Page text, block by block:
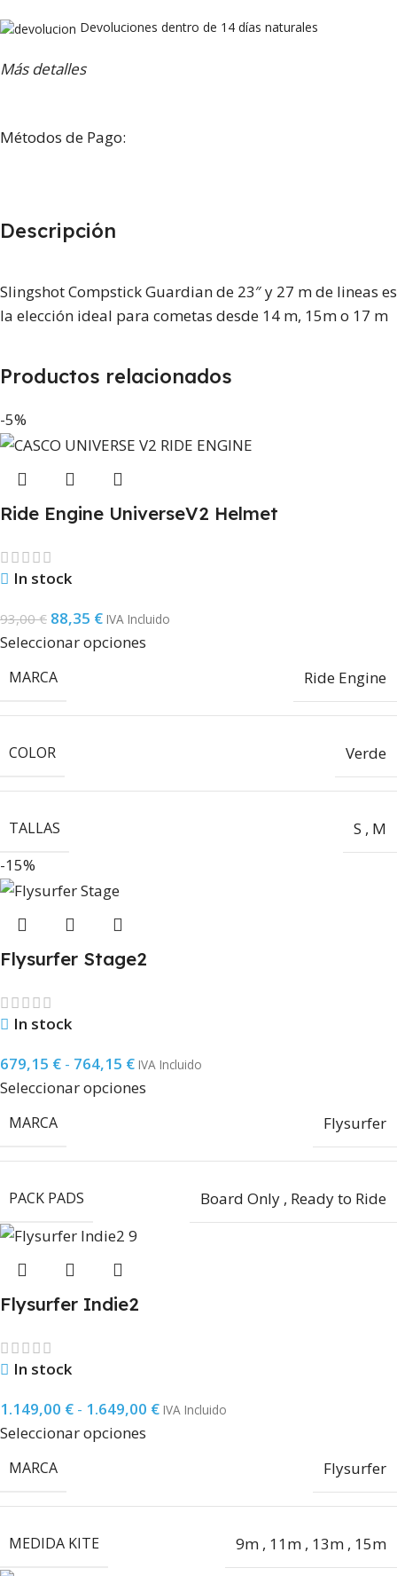
Devoluciones dentro de 14 días naturales
Más detalles
Métodos de Pago:
Descripción
Slingshot Compstick Guardian de 23″ y 27 m de lineas es
la elección ideal para cometas desde 14 m, 15m o 17 m
Productos relacionados
-5%
Ride Engine UniverseV2 Helmet
In stock
93,00€ 88,35 € IVA Incluido
Seleccionar opciones
MARCA Ride Engine
COLOR Verde
TALLAS S , M
-15%
Flysurfer Stage2
In stock
679,15 € - 764,15 € IVA Incluido
Seleccionar opciones
MARCA Flysurfer
PACK PADS Board Only , Ready to Ride
Flysurfer Indie2
In stock
1.149,00 € - 1.649,00 € IVA Incluido
Seleccionar opciones
MARCA Flysurfer
MEDIDA KITE 9m , 11m , 13m , 15m